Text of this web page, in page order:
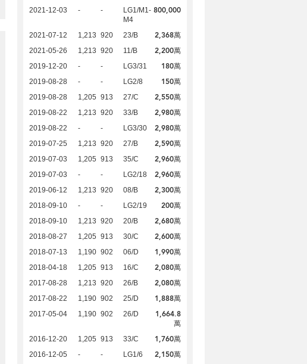
2021-12-03 - -
LG1/M1-
M4
800,000
2021-07-12 1,213 920 23/B 2,368萬
2021-05-26 1,213 920 11/B 2,200萬
2019-12-20 - - LG3/31 180萬
2019-08-28 - - LG2/8 150萬
2019-08-28 1,205 913 27/C 2,550萬
2019-08-22 1,213 920 33/B 2,980萬
2019-08-22 - - LG3/30 2,980萬
2019-07-25 1,213 920 27/B 2,590萬
2019-07-03 1,205 913 35/C 2,960萬
2019-07-03 - - LG2/18 2,960萬
2019-06-12 1,213 920 08/B 2,300萬
2018-09-10 - - LG2/19 200萬
2018-09-10 1,213 920 20/B 2,680萬
2018-08-27 1,205 913 30/C 2,600萬
2018-07-13 1,190 902 06/D 1,990萬
2018-04-18 1,205 913 16/C 2,080萬
2017-08-28 1,213 920 26/B 2,080萬
2017-08-22 1,190 902 25/D 1,888萬
2017-05-04 1,190 902 26/D
1,664.8
萬
2016-12-20 1,205 913 33/C 1,760萬
2016-12-05 - - LG1/6 2,150萬